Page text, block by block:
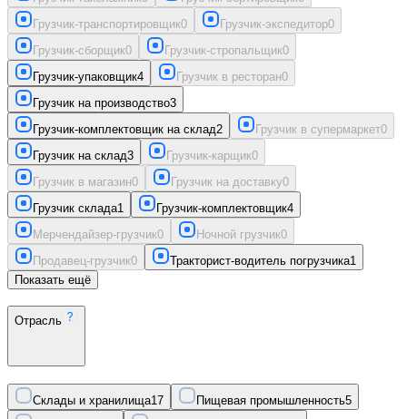
Грузчик-транспортировщик0 Грузчик-экспедитор0
Грузчик-сборщик0 Грузчик-стропальщик0
Грузчик-упаковщик4 Грузчик в ресторан0
Грузчик на производство3
Грузчик-комплектовщик на склад2 Грузчик в супермаркет0
Грузчик на склад3 Грузчик-карщик0
Грузчик в магазин0 Грузчик на доставку0
Грузчик склада1 Грузчик-комплектовщик4
Мерчендайзер-грузчик0 Ночной грузчик0
Продавец-грузчик0 Тракторист-водитель погрузчика1
Показать ещё
Отрасль
Склады и хранилища17 Пищевая промышленность5